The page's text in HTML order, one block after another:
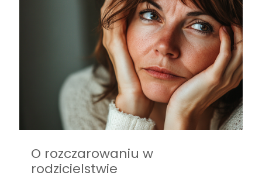
O rozczarowaniu w
rodzicielstwie